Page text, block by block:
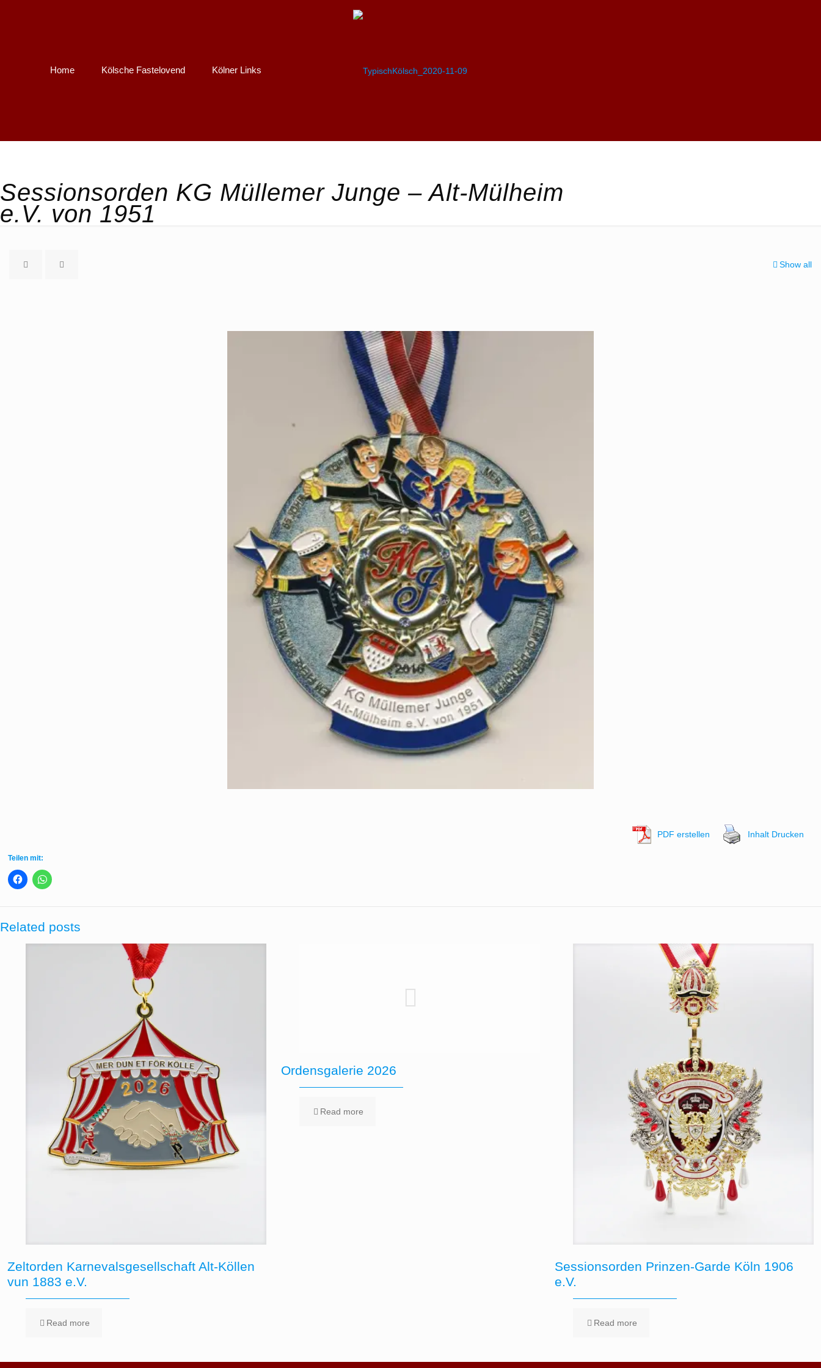
Home Kölsche Fastelovend Kölner Links
Sessionsorden KG Müllemer Junge – Alt-Mülheim
e.V. von 1951
Show all
PDF erstellen Inhalt Drucken
Teilen mit:
Related posts
Zeltorden Karnevalsgesellschaft Alt-Köllen
vun 1883 e.V.
Read more
Ordensgalerie 2026
Read more
Sessionsorden Prinzen-Garde Köln 1906
e.V.
Read more